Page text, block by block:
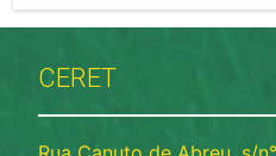
CERET